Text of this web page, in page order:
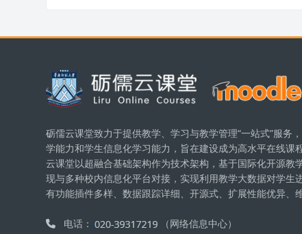
版块
砺儒云课堂致力于提供教学、学习与教学管理“一站式”服务
学能力和学生信息化学习能力，旨在建设成为高水平在线课
云课堂以超融合基础架构作为技术架构，基于国际化开源教
现与多种校内信息化平台对接，实现利用教学大数据对学生
有功能插件多样、数据跟踪详细、开源式、扩展性能优异、
电话： （网络信息中心）